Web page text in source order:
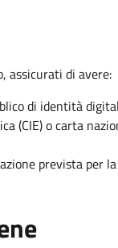
assicurati di avere:
di identità
(CIE) o carta
prevista per